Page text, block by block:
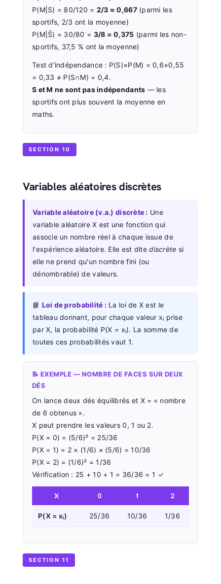
P(M|S) = 80/120 = 2/3 ≈ 0,667(parmi les
sportifs, 2/3 ont la moyenne)
P(M|S̄) = 30/80 = 3/8 = 0,375 (parmi les non-
sportifs, 37,5 % ont la moyenne)
Test d'indépendance : P(S)×P(M) = 0,6×0,55
= 0,33 ≠ P(S∩M) = 0,4.
S et M ne sont pas indépendants — les
sportifs ont plus souvent la moyenne en
maths.
SECTION 10
Variables aléatoires discrètes
Variable aléatoire (v.a.) discrète : Une
variable aléatoire X est une fonction qui
associe un nombre réel à chaque issue de
l'expérience aléatoire. Elle est ditediscrète si
elle ne prend qu'un nombre fini (ou
dénombrable) de valeurs.
📘 Loi de probabilité :La loi de X est le
tableau donnant, pour chaque valeur xᵢ prise
par X, la probabilité P(X = xᵢ). La somme de
toutes ces probabilités vaut 1.
📝 EXEMPLE — NOMBRE DE FACES SUR DEUX
DÉS
On lance deux dés équilibrés et X = « nombre
de 6 obtenus ».
X peut prendre les valeurs 0, 1 ou 2.
P(X = 0) = (5/6)² = 25/36
P(X = 1) = 2 × (1/6) × (5/6) = 10/36
P(X = 2) = (1/6)² = 1/36
Vérification : 25 + 10 + 1 = 36/36 = 1 ✓
X 0 1 2
P(X = xᵢ) 25/36 10/36 1/36
SECTION 11